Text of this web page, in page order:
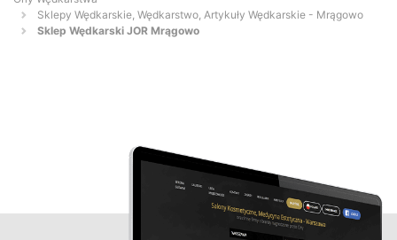
Sklepy Wędkarskie, Wędkarstwo, Artykuły Wędkarskie - Mrągowo
Sklep Wędkarski JOR Mrągowo